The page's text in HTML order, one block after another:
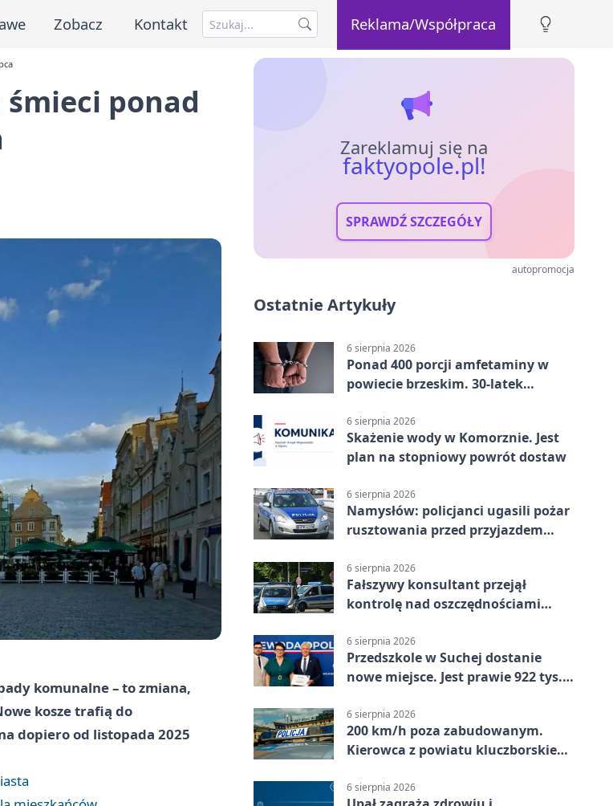
Zobacz Kontakt Reklama/Współpraca
ponad
komunalne – to zmiana,
kosze trafią do
dopiero od listopada 2025
Zareklamuj się na
faktyopole.pl!
SPRAWDŹ SZCZEGÓŁY
autopromocja
Ostatnie Artykuły
6 sierpnia 2026
Ponad 400 porcji amfetaminy w
powiecie brzeskim. 30-latek
6 sierpnia 2026
Skażenie wody w Komorznie. Jest
plan na stopniowy powrót dostaw
6 sierpnia 2026
Namysłów: policjanci ugasili pożar
rusztowania przed przyjazdem
6 sierpnia 2026
Fałszywy konsultant przejął
kontrolę nad oszczędnościami
6 sierpnia 2026
Przedszkole w Suchej dostanie
nowe miejsce. Jest prawie 922 tys.
6 sierpnia 2026
200 km/h poza zabudowanym.
Kierowca z powiatu kluczborskiego
6 sierpnia 2026